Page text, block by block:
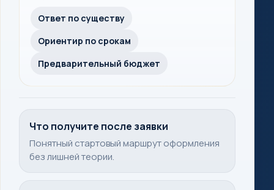
Ответ по существу
Ориентир по срокам
Предварительный бюджет
Что получите после заявки
Понятный стартовый маршрут оформления
без лишней теории.